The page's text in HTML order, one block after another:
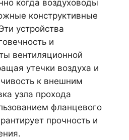
когда воздуховоды
конструктивные
устройства
и
вентиляционной
утечки воздуха и
к внешним
узла прохода
фланцевого
прочность и